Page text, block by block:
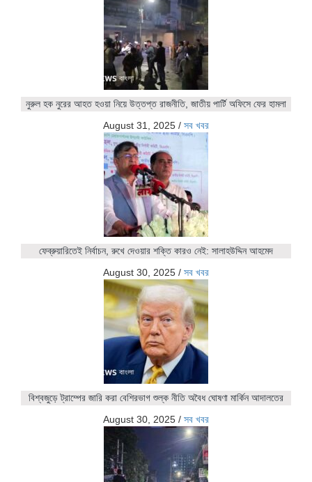
নুরুল হক নুরের আহত হওয়া নিয়ে উত্তপ্ত রাজনীতি, জাতীয় পার্টি অফিসে ফের হামলা
August 31, 2025 / সব খবর
ফেব্রুয়ারিতেই নির্বাচন, রুখে দেওয়ার শক্তি কারও নেই: সালাহউদ্দিন আহমেদ
August 30, 2025 / সব খবর
বিশ্বজুড়ে ট্রাম্পের জারি করা বেশিরভাগ শুল্ক নীতি অবৈধ ঘোষণা মার্কিন আদালতের
August 30, 2025 / সব খবর